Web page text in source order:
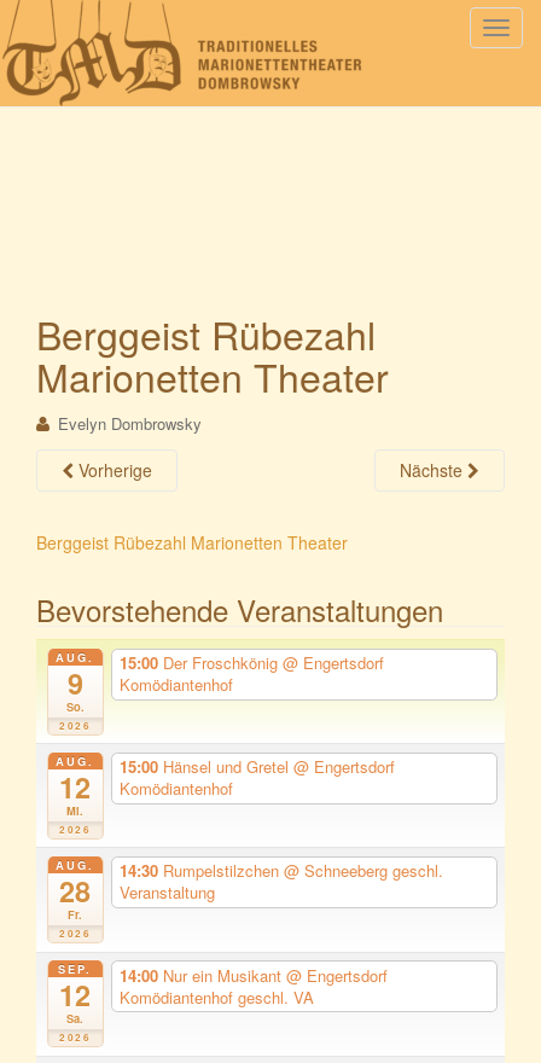
S
Berggeist Rübezahl
Marionetten Theater
Evelyn Dombrowsky
Vorherige Nächste
Berggeist Rübezahl Marionetten Theater
Bevorstehende Veranstaltungen
AUG.
9
So.
2026
15:00 Der Froschkönig @ Engertsdorf
Komödiantenhof
AUG.
12
Mi.
2026
15:00 Hänsel und Gretel @ Engertsdorf
Komödiantenhof
AUG.
28
Fr.
2026
14:30 Rumpelstilzchen @ Schneeberg geschl.
Veranstaltung
SEP.
12
Sa.
2026
14:00 Nur ein Musikant @ Engertsdorf
Komödiantenhof geschl. VA